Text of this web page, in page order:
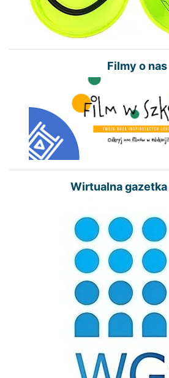
Filmy o nas
Wirtualna gazetka